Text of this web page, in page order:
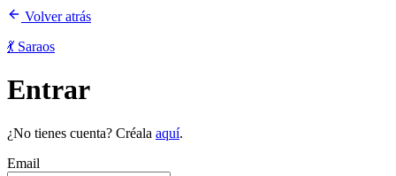
Volver atrás
💃 Saraos
Entrar
¿No tienes cuenta? Créala aquí.
Email